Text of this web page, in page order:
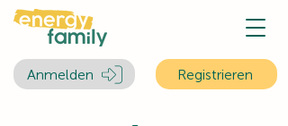
Anmelden Registrieren